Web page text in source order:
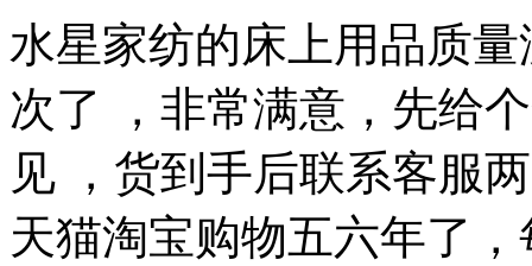
水星家纺的床上用品质
次了 ，非常满意，先给
见 ，货到手后联系客服
天猫淘宝购物五六年了